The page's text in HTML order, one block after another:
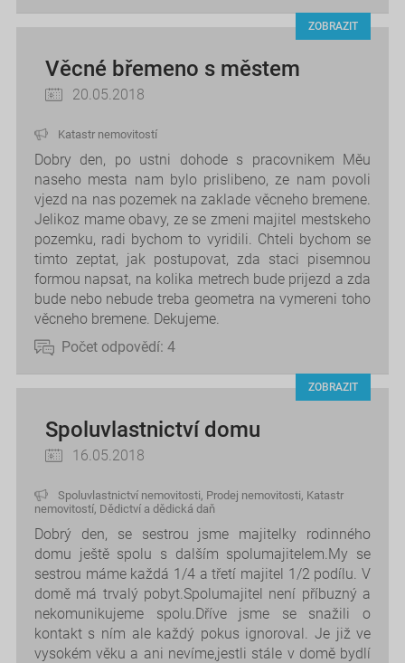
ZOBRAZIT
Věcné břemeno s městem
20.05.2018
Katastr nemovitostí
Dobry den, po ustni dohode s pracovnikem Měu
naseho mesta nam bylo prislibeno, ze nam povoli
vjezd na nas pozemek na zaklade věcneho bremene.
Jelikoz mame obavy, ze se zmeni majitel mestskeho
pozemku, radi bychom to vyridili. Chteli bychom se
timto zeptat, jak postupovat, zda staci pisemnou
formou napsat, na kolika metrech bude prijezd a zda
bude nebo nebude treba geometra na vymereni toho
věcneho bremene. Dekujeme.
Počet odpovědí: 4
ZOBRAZIT
Spoluvlastnictví domu
16.05.2018
Spoluvlastnictví nemovitosti, Prodej nemovitosti, Katastr
nemovitostí, Dědictví a dědická daň
Dobrý den, se sestrou jsme majitelky rodinného
domu ještě spolu s dalším spolumajitelem.My se
sestrou máme každá 1/4 a třetí majitel 1/2 podílu. V
domě má trvalý pobyt.Spolumajitel není příbuzný a
nekomunikujeme spolu.Dříve jsme se snažili o
kontakt s ním ale každý pokus ignoroval. Je již ve
vysokém věku a ani nevíme,jestli stále v domě bydlí